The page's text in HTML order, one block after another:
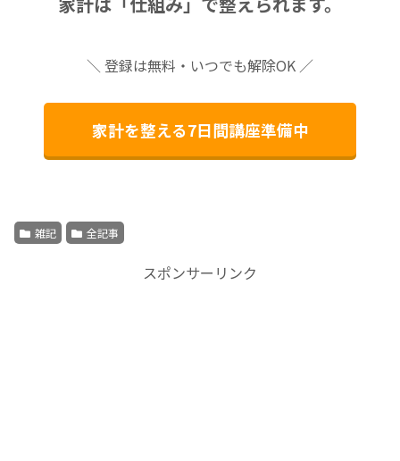
＼ 登録は無料・いつでも解除OK ／
家計を整える7日間講座準備中
雑記 全記事
スポンサーリンク